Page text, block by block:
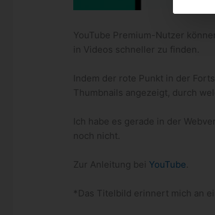
YouTube Premium-Nutzer
in Videos schneller zu finden.
Indem der rote Punkt in der
Thumbnails angezeigt, durch
Ich habe es gerade in der
noch nicht.
Zur Anleitung bei YouTube
*Das Titelbild erinnert mich an